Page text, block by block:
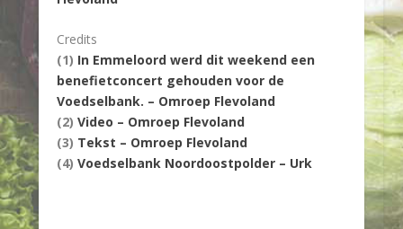
Credits
(1) In Emmeloord werd dit weekend een
benefietconcert gehouden voor de
Voedselbank. – Omroep Flevoland
(2) Video – Omroep Flevoland
(3) Tekst – Omroep Flevoland
(4) Voedselbank Noordoostpolder – Urk